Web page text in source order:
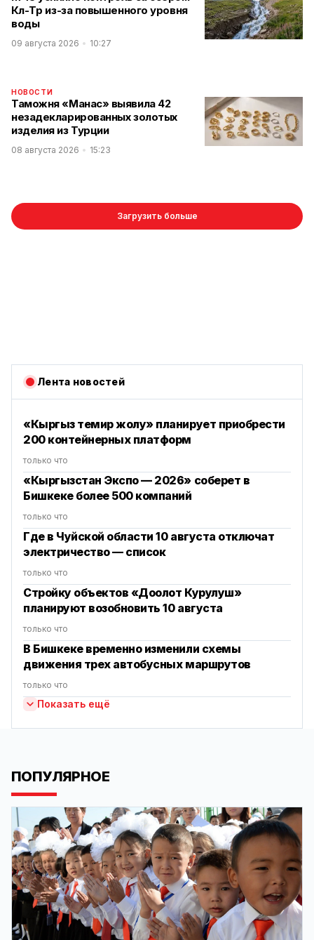
Көл-Төр из-за повышенного уровня
воды
09 августа 2026 10:27
НОВОСТИ
Таможня «Манас» выявила 42
незадекларированных золотых
изделия из Турции
08 августа 2026 15:23
Загрузить больше
Лента новостей
«Кыргыз темир жолу» планирует приобрести
200 контейнерных платформ
только что
«Кыргызстан Экспо — 2026» соберет в
Бишкеке более 500 компаний
только что
Где в Чуйской области 10 августа отключат
электричество — список
только что
Стройку объектов «Доолот Курулуш»
планируют возобновить 10 августа
только что
В Бишкеке временно изменили схемы
движения трех автобусных маршрутов
только что
Показать ещё
ПОПУЛЯРНОЕ